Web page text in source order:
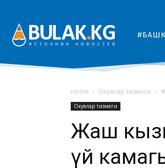
Home Окуялар тизмеги
Окуялар тизмеги
Жаш
үй